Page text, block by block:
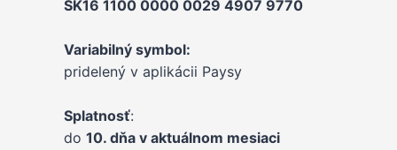
SK16 1100 0000 0029 4907 9770
Variabilný symbol:
pridelený v aplikácii Paysy
Splatnosť:
do 10. dňa v aktuálnom mesiaci